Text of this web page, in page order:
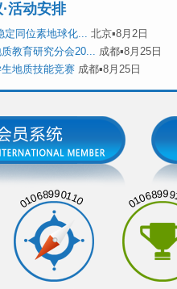
活动安排
定同位素地球化... 北京▪8月2日
教育研究分会20... 成都▪8月25日
地质技能竞赛 成都▪8月25日
01068990110